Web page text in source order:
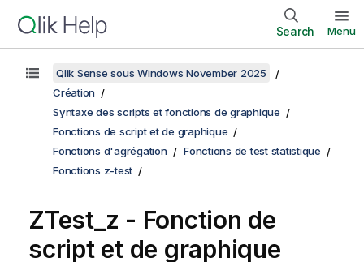
Search Menu
Qlik Sense sous Windows November 2025
Création
Syntaxe des scripts et fonctions de graphique
Fonctions de script et de graphique
Fonctions d'agrégation
Fonctions de test statistique
Fonctions z-test
ZTest_z - Fonction de
script et de graphique